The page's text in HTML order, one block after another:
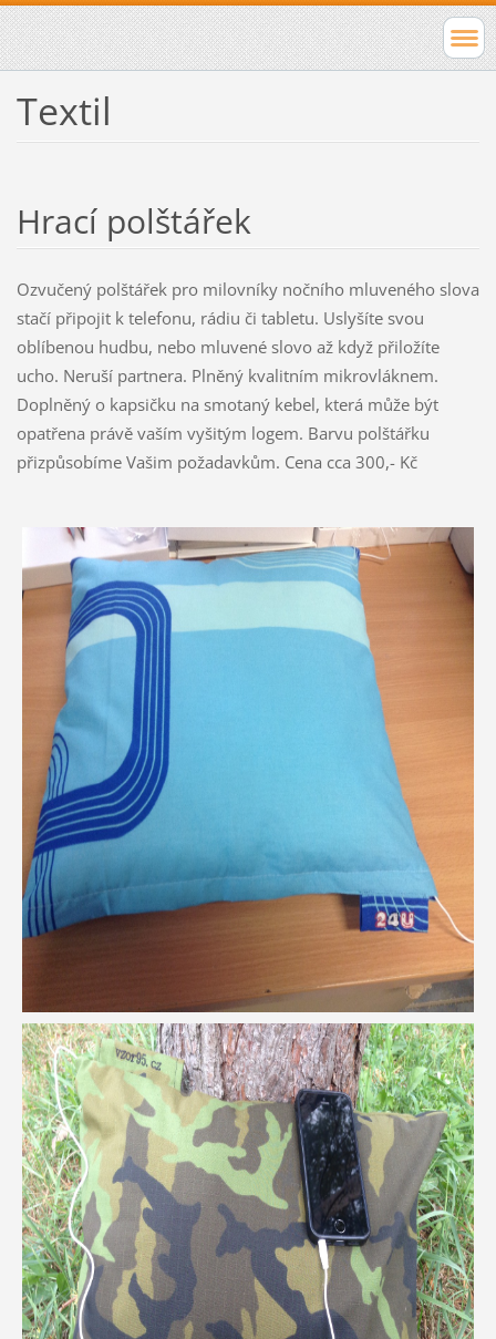
Textil
Hrací polštářek
Ozvučený polštářek pro milovníky nočního mluveného slova
stačí připojit k telefonu, rádiu či tabletu. Uslyšíte svou
oblíbenou hudbu, nebo mluvené slovo až když přiložíte
ucho. Neruší partnera. Plněný kvalitním mikrovláknem.
Doplněný o kapsičku na smotaný kebel, která může být
opatřena právě vaším vyšitým logem. Barvu polštářku
přizpůsobíme Vašim požadavkům. Cena cca 300,- Kč